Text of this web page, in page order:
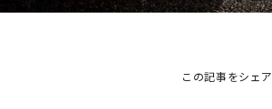
この記事をシェア